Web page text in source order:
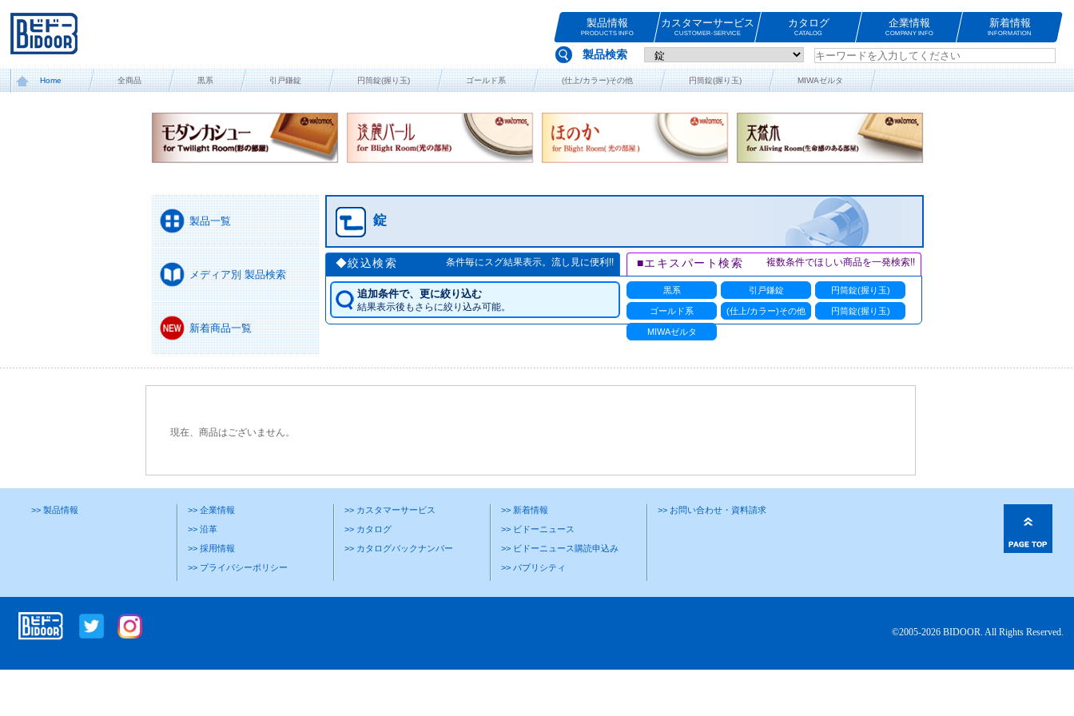
製品情報
PRODUCTS INFO
カスタマーサービス
CUSTOMER-SERVICE
カタログ
CATALOG
企業情報
COMPANY INFO
新着情報
INFORMATION
製品検索
Home 全商品 黒系 引戸鎌錠 円筒錠(握り玉) ゴールド系 (仕上/カラー)その他 円筒錠(握り玉) MIWAゼルタ
錠
製品一覧
メディア別 製品検索
新着商品一覧
◆絞込検索 条件毎にスグ結果表示。流し見に便利!! ■エキスパート検索 複数条件でほしい商品を一発検索!!
追加条件で、更に絞り込む
結果表示後もさらに絞り込み可能。
黒系 引戸鎌錠 円筒錠(握り玉)
ゴールド系 (仕上/カラー)その他 円筒錠(握り玉)
MIWAゼルタ
現在、商品はございません。
>> 製品情報
>> 企業情報
>> 沿革
>> 採用情報
>> プライバシーポリシー
>> カスタマーサービス
>> カタログ
>> カタログバックナンバー
>> 新着情報
>> ビドーニュース
>> ビドーニュース購読申込み
>> パブリシティ
>> お問い合わせ・資料請求
©2005-2026 BIDOOR. All Rights Reserved.